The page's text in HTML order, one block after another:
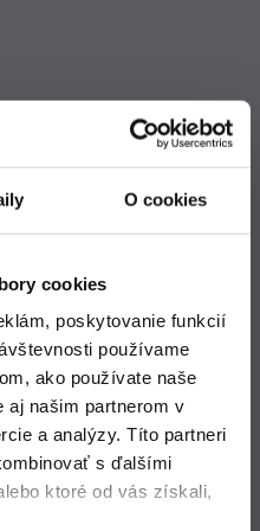
O cookies
cookies
poskytovanie funkcií
používame
ako používate naše
aj našim partnerom v
a analýzy. Títo partneri
s ďalšími
ktoré od vás získali,